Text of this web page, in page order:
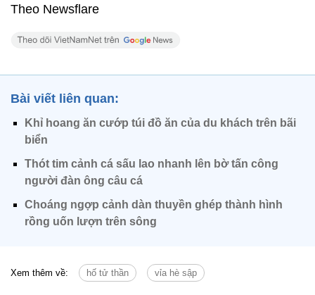
Theo Newsflare
Bài viết liên quan:
Khỉ hoang ăn cướp túi đồ ăn của du khách trên bãi
biển
Thót tim cảnh cá sấu lao nhanh lên bờ tấn công
người đàn ông câu cá
Choáng ngợp cảnh dàn thuyền ghép thành hình
rồng uốn lượn trên sông
Xem thêm về: hố tử thần vỉa hè sập